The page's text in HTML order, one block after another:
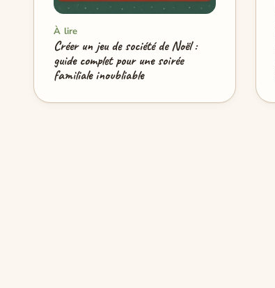
À lire
Créer un jeu de société de Noël :
guide complet pour une soirée
familiale inoubliable